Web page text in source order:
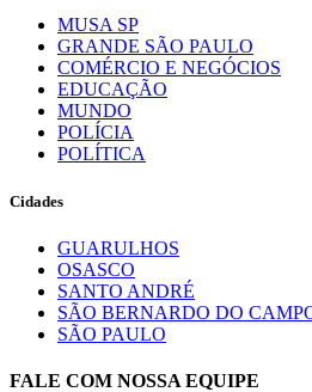
MUSA SP
GRANDE SÃO PAULO
COMÉRCIO E NEGÓCIOS
EDUCAÇÃO
MUNDO
POLÍCIA
POLÍTICA
Cidades
GUARULHOS
OSASCO
SANTO ANDRÉ
SÃO BERNARDO DO
SÃO PAULO
FALE COM NOSSA EQUIPE